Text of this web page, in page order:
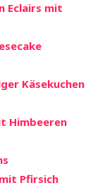
Eclairs mit
Käsekuchen
Himbeeren
Pfirsich